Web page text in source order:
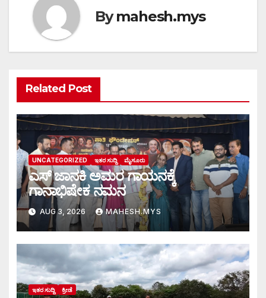
Bymahesh.mys
Related Post
UNCATEGORIZED ಇತರ ಸುದ್ದಿ ಮೈಸೂರು
ಎಸ್ ಜಾನಕಿ ಅಮರ ಗಾಯನಕ್ಕೆ
ಗಾನಾಭಿಷೇಕ ನಮನ
AUG 3, 2026 MAHESH.MYS
ಇತರ ಸುದ್ದಿ ಕ್ರೀಡೆ